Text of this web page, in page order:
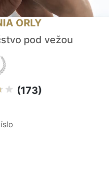
ORLY
pod vežou
(173)